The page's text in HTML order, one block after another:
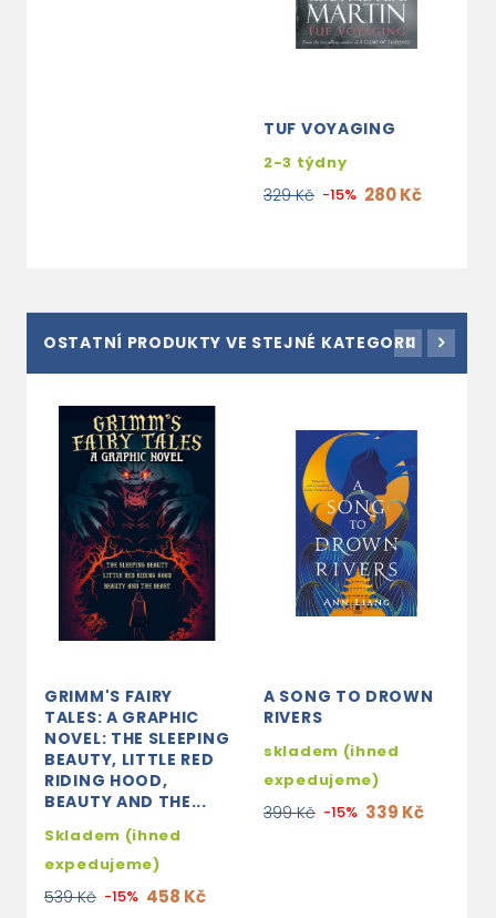
TUF VOYAGING
2-3 týdny
329 Kč -15% 280 Kč
OSTATNÍ PRODUKTY VE STEJNÉ KATEGORII
GRIMM'S FAIRY
TALES: A GRAPHIC
NOVEL: THE SLEEPING
BEAUTY, LITTLE RED
RIDING HOOD,
BEAUTY AND THE...
Skladem (ihned
expedujeme)
539 Kč -15% 458 Kč
A SONG TO DROWN
RIVERS
skladem (ihned
expedujeme)
399 Kč -15% 339 Kč